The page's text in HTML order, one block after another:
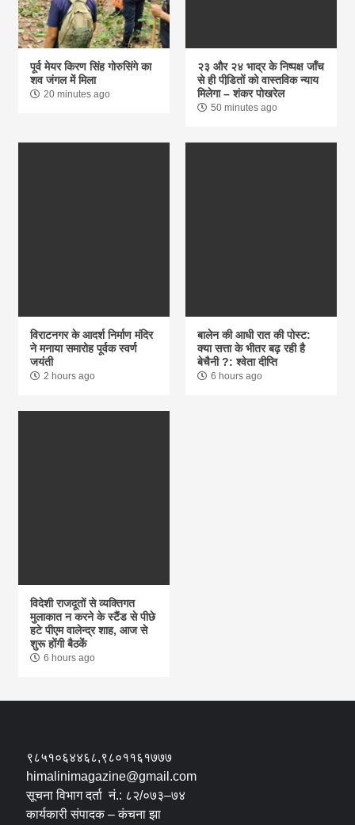
पूर्व मेयर किरण सिंह गोरुसिंगे का
शव जंगल में मिला
20 minutes ago
२३ और २४ भाद्र के निष्पक्ष जाँच
से ही पीडि़तों को वास्तविक न्याय
मिलेगा – शंकर पोखरेल
50 minutes ago
विराटनगर के आदर्श निर्माण मंदिर
ने मनाया समारोह पूर्वक स्वर्ण
जयंती
2 hours ago
बालेन की आधी रात की पोस्ट:
क्या सत्ता के भीतर बढ़ रही है
बेचैनी ?: श्वेता दीप्ति
6 hours ago
विदेशी राजदूतों से व्यक्तिगत
मुलाकात न करने के स्टैंड से पीछे
हटे पीएम वालेन्द्र शाह, आज से
शुरू होंगी बैठकें
6 hours ago
९८५१०६४४६८,९८०११६१७७७
himalinimagazine@gmail.com
सूचना विभाग दर्ता नं.: ८२/०७३–७४
कार्यकारी संपादक – कंचना झा